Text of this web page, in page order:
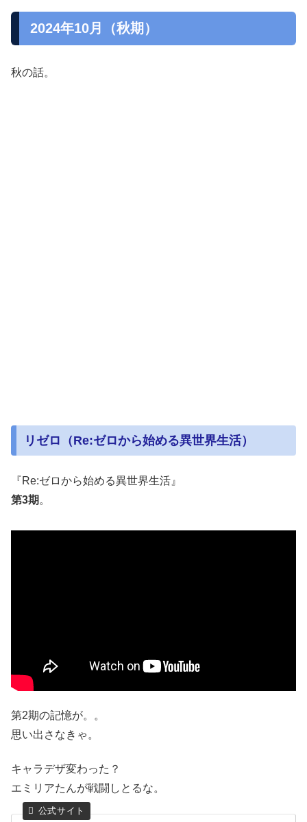
2024年10月（秋期）
秋の話。
リゼロ（Re:ゼロから始める異世界生活）
『Re:ゼロから始める異世界生活』
第3期 。
第2期の記憶が。。
思い出さなきゃ。
キャラデザ変わった？
エミリアたんが戦闘しとるな。